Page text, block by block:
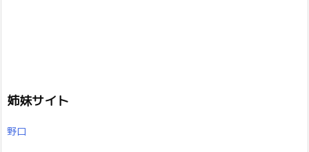
姉妹サイト
野口